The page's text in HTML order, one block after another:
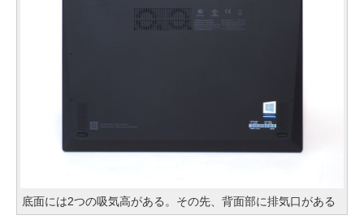
底面には2つの吸気高がある。その先、背面部に排気口がある